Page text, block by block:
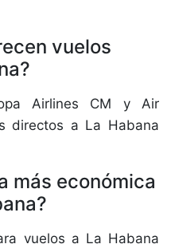
vuelos
Airlines CM y Air
directos a La Habana
más económica
vuelos a La Habana